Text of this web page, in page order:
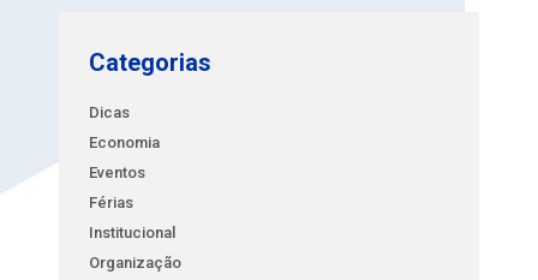
Categorias
Dicas
Economia
Eventos
Férias
Institucional
Organização